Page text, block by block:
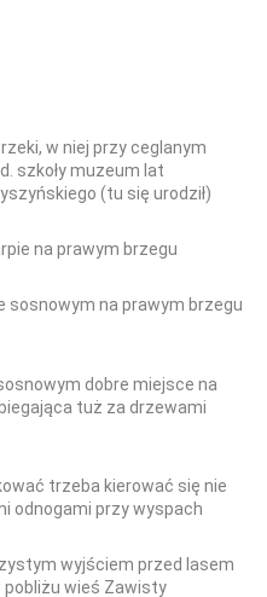
w niej przy ceglanym
szkoły muzeum lat
(tu się urodził)
na prawym brzegu
sosnowym na prawym brzegu
dobre miejsce na
tuż za drzewami
trzeba kierować się nie
odnogami przy wyspach
wyjściem przed lasem
pobliżu wieś Zawisty